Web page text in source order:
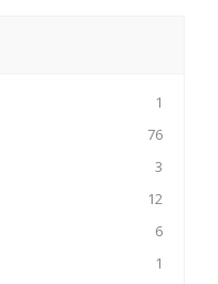
1
76
3
12
6
1